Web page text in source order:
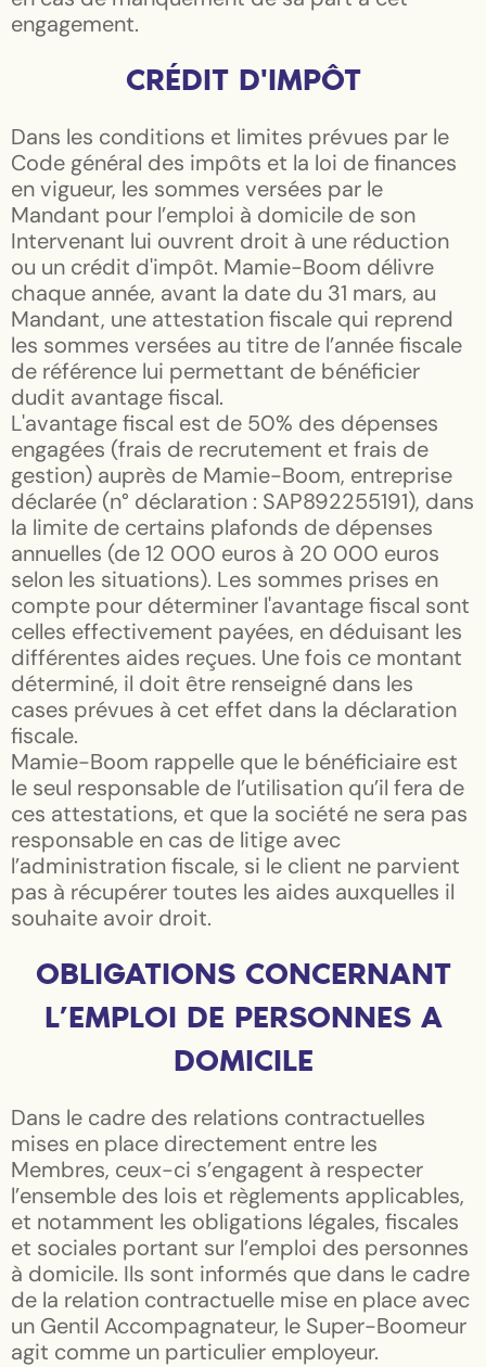
engagement.
CRÉDIT D'IMPÔT
Dans les conditions et limites prévues par le
Code général des impôts et la loi de finances
en vigueur, les sommes versées par le
Mandant pour l’emploi à domicile de son
Intervenant lui ouvrent droit à une réduction
ou un crédit d'impôt. Mamie-Boom délivre
chaque année, avant la date du 31 mars, au
Mandant, une attestation fiscale qui reprend
les sommes versées au titre de l’année fiscale
de référence lui permettant de bénéficier
dudit avantage fiscal.
L'avantage fiscal est de 50% des dépenses
engagées (frais de recrutement et frais de
gestion) auprès de Mamie-Boom, entreprise
déclarée (n° déclaration : SAP892255191), dans
la limite de certains plafonds de dépenses
annuelles (de 12 000 euros à 20 000 euros
selon les situations). Les sommes prises en
compte pour déterminer l'avantage fiscal sont
celles effectivement payées, en déduisant les
différentes aides reçues. Une fois ce montant
déterminé, il doit être renseigné dans les
cases prévues à cet effet dans la déclaration
fiscale.
Mamie-Boom rappelle que le bénéficiaire est
le seul responsable de l’utilisation qu’il fera de
ces attestations, et que la société ne sera pas
responsable en cas de litige avec
l’administration fiscale, si le client ne parvient
pas à récupérer toutes les aides auxquelles il
souhaite avoir droit.
OBLIGATIONS CONCERNANT
L’EMPLOI DE PERSONNES A
DOMICILE
Dans le cadre des relations contractuelles
mises en place directement entre les
Membres, ceux-ci s’engagent à respecter
l’ensemble des lois et règlements applicables,
et notamment les obligations légales, fiscales
et sociales portant sur l’emploi des personnes
à domicile. Ils sont informés que dans le cadre
de la relation contractuelle mise en place avec
un Gentil Accompagnateur, le Super-Boomeur
agit comme un particulier employeur.